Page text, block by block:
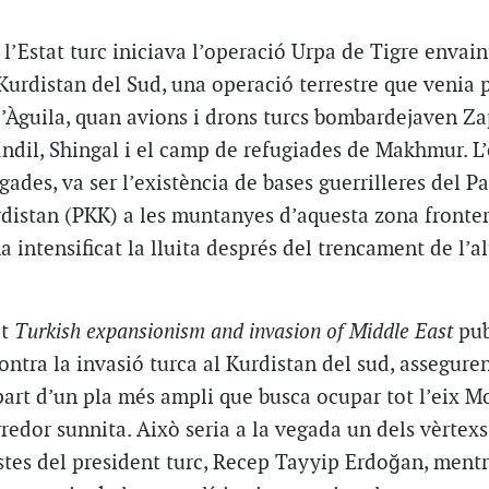
l’Estat turc iniciava l’operació Urpa de Tigre
del Sud, una operació terrestre que venia
quan avions i drons turcs bombardejaven
Shingal i el camp de refugiades de Makhmur.
va ser l’existència de bases guerrilleres del
(PKK) a les muntanyes d’aquesta zona
intensificat la lluita després del trencament de
Turkish expansionism and invasion of Middle East
la invasió turca al Kurdistan del sud,
d’un pla més ampli que busca ocupar tot l’eix
sunnita. Això seria a la vegada un dels
del president turc, Recep Tayyip Erdoğan,